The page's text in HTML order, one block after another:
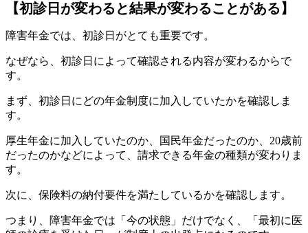
【初診日が変わると結果が変わることがある】
障害年金では、初診日がとても重要です。
なぜなら、初診日によって確認される内容が変わるからで
す。
まず、初診日にどの年金制度に加入していたかを確認しま
す。
厚生年金に加入していたのか、国民年金だったのか、20歳前
だったのかなどによって、請求できる年金の種類が変わりま
す。
次に、保険料の納付要件を満たしているかを確認します。
つまり、障害年金では「今の状態」だけでなく、「最初に医